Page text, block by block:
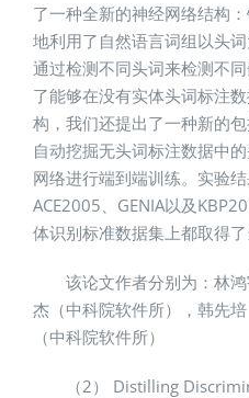
了一种全新的神经网络结构
地利用了自然语言词组以头
通过检测不同头词来检测不
了能够在没有实体头词标注
构，我们还提出了一种新的
自动挖掘无头词标注数据中
网络进行端到端训练。实验
ACE2005、GENIA以及
体识别标准数据集上都取得了
该论文作者分别为：林
杰（中科院软件所），韩先
（中科院软件所）
（2） Distilling